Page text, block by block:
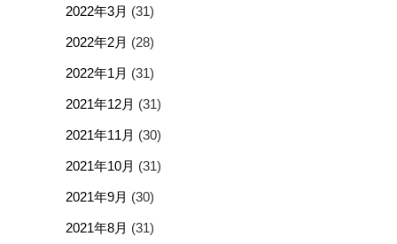
2022年3月 (31)
2022年2月 (28)
2022年1月 (31)
2021年12月 (31)
2021年11月 (30)
2021年10月 (31)
2021年9月 (30)
2021年8月 (31)